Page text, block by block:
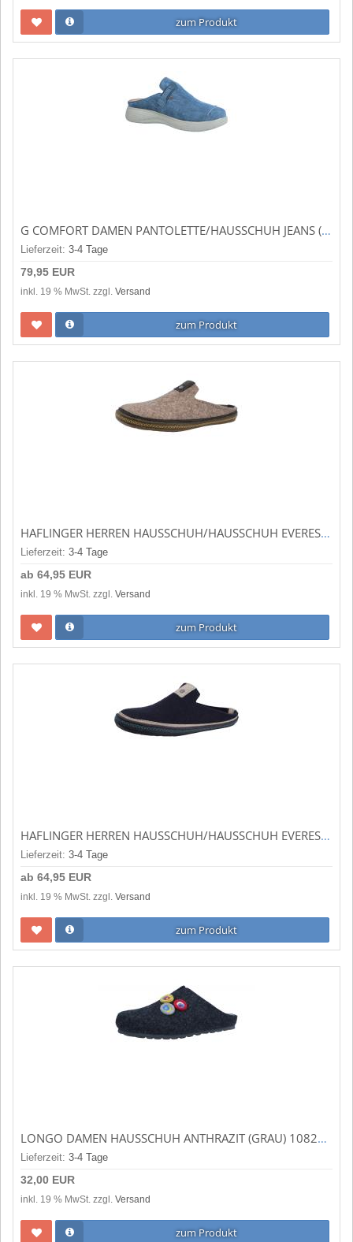
zum Produkt
G COMFORT DAMEN PANTOLETTE/HAUSSCHUH JEANS (BLAU) S-8621
Lieferzeit: 3-4 Tage
79,95 EUR
inkl. 19 % MwSt. zzgl. Versand
zum Produkt
HAFLINGER HERREN HAUSSCHUH/HAUSSCHUH EVEREST ONTARIO TORF (BEIGE) 481066-550
Lieferzeit: 3-4 Tage
ab 64,95 EUR
inkl. 19 % MwSt. zzgl. Versand
zum Produkt
HAFLINGER HERREN HAUSSCHUH/HAUSSCHUH EVEREST ONTARIO MITTELBLAU (BLAU) 481066-70
Lieferzeit: 3-4 Tage
ab 64,95 EUR
inkl. 19 % MwSt. zzgl. Versand
zum Produkt
LONGO DAMEN HAUSSCHUH ANTHRAZIT (GRAU) 1082617
Lieferzeit: 3-4 Tage
32,00 EUR
inkl. 19 % MwSt. zzgl. Versand
zum Produkt